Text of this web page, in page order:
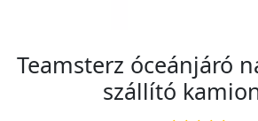
Teamsterz óceánjáró
szállító